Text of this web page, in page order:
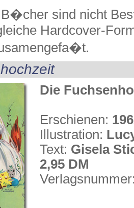
sind nicht
Hardcover-
Die
Erschienen:
Illustration:
Text: Gisela
2,95 DM